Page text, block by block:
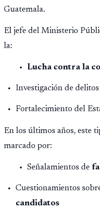
Guatemala.
El jefe del Ministerio
la:
Lucha contra la
Investigación de delitos
Fortalecimiento del
En los últimos años, este
marcado por:
Señalamientos de
Cuestionamientos
candidatos